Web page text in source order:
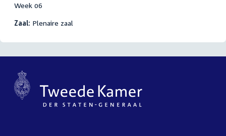
Week 06
Zaal: Plenaire zaal